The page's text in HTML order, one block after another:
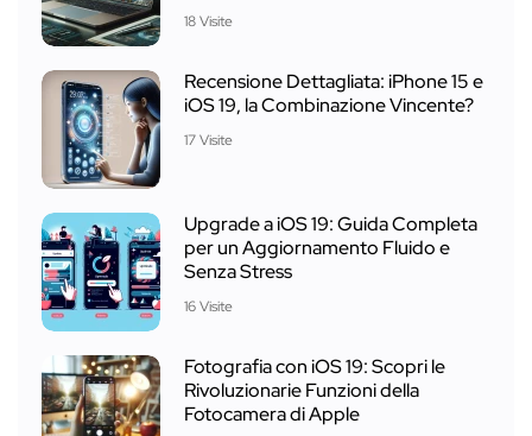
18 Visite
Recensione Dettagliata: iPhone 15 e
iOS 19, la Combinazione Vincente?
17 Visite
Upgrade a iOS 19: Guida Completa
per un Aggiornamento Fluido e
Senza Stress
16 Visite
Fotografia con iOS 19: Scopri le
Rivoluzionarie Funzioni della
Fotocamera di Apple